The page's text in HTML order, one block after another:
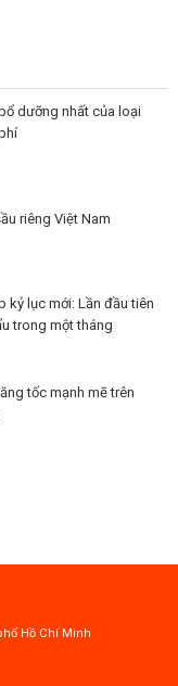
dưỡng nhất của loại
riêng Việt Nam
kỷ lục mới: Lần đầu tiên
trong một tháng
tốc mạnh mẽ trên
Hồ Chí Minh